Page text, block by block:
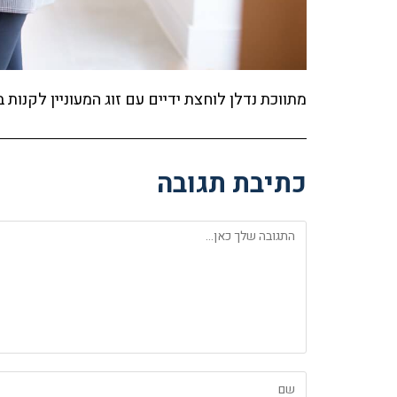
מתווכת נדלן לוחצת ידיים עם זוג המעוניין לקנות
כתיבת תגובה